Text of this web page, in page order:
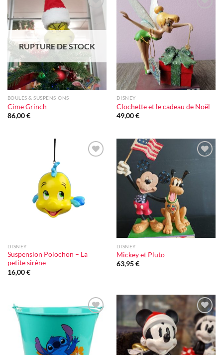
Ajouter
à la liste
d'envie
RUPTURE DE STOCK
BOULES & SUSPENSIONS
Cime Grinch
86,00€
d'envie
DISNEY
Clochette et le cadeau de Noël
49,00€
DISNEY
Suspension Polochon – La
petite sirène
16,00€
DISNEY
Mickey et Pluto
63,95€
Ajouter
à la liste
d'envie
Ajouter
à la liste
d'envie